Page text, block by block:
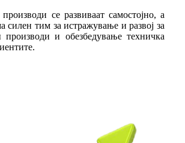
се развиваат самостојно, а
силен тим за истражување и развој за
производи и обезбедување техничка